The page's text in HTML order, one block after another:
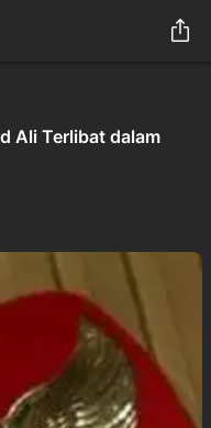
Ali Terlibat dalam